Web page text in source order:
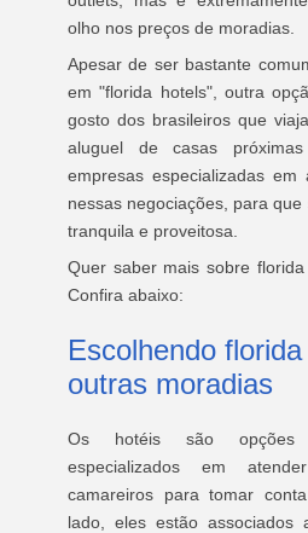
olho nos preços de moradias.
Apesar de ser bastante
em "florida hotels", outra
gosto dos brasileiros que
aluguel de casas
empresas especializadas em
nessas negociações, para
tranquila e proveitosa.
Quer saber mais sobre
Confira abaixo:
Escolhendo
outras moradias
Os hotéis são opções
especializados em
camareiros para tomar
lado, eles estão